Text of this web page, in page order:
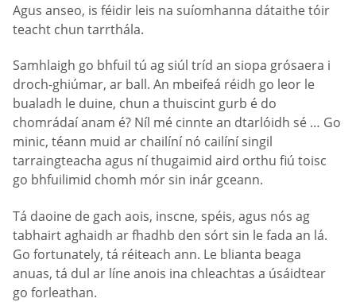
Agus anseo, is féidir leis na suíomhanna dátaithe tóir
teacht chun tarrthála.
Samhlaigh go bhfuil tú ag siúl tríd an siopa grósaera i
droch-ghiúmar, ar ball. An mbeifeá réidh go leor le
bualadh le duine, chun a thuiscint gurb é do
chomrádaí anam é? Níl mé cinnte an dtarlóidh sé … Go
minic, téann muid ar chailíní nó cailíní singil
tarraingteacha agus ní thugaimid aird orthu fiú toisc
go bhfuilimid chomh mór sin inár gceann.
Tá daoine de gach aois, inscne, spéis, agus nós ag
tabhairt aghaidh ar fhadhb den sórt sin le fada an lá.
Go fortunately, tá réiteach ann. Le blianta beaga
anuas, tá dul ar líne anois ina chleachtas a úsáidtear
go forleathan.